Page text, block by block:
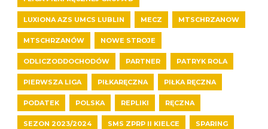
LUXIONA AZS UMCS LUBLIN MECZ MTSCHRZANOW
MTSCHRZANÓW NOWE STROJE
ODLICZODDOCHODÓW PARTNER PATRYK ROLA
PIERWSZA LIGA PIŁKARĘCZNA PIŁKA RĘCZNA
PODATEK POLSKA REPLIKI RĘCZNA
SEZON 2023/2024 SMS ZPRP II KIELCE SPARING